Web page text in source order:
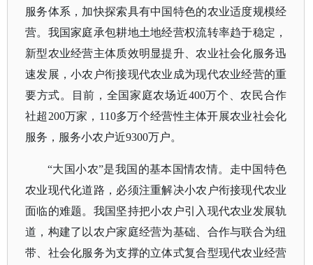
服务体系，加快探索具有中国特色的农业适度规模经
营。我国家庭承包耕地土地经营权流转率趋于稳定，
新型农业经营主体质效明显提升、农业社会化服务迅
速发展，小农户衔接现代农业成为现代农业经营的重
要方式。目前，全国家庭农场近400万个、农民合作
社超200万家，110多万个经营性主体开展农业社会化
服务，服务小农户近9300万户。
“大国小农”是我国的基本国情农情。走中国特色
农业现代化道路，必须注重解决小农户衔接现代农业
面临的难题。我国坚持把小农户引入现代农业发展轨
道，构建了以农户家庭经营为基础、合作与联合为纽
带、社会化服务为支撑的立体式复合型现代农业经营